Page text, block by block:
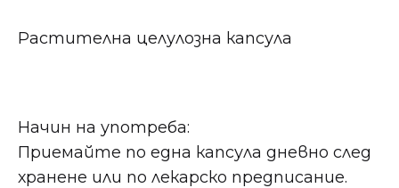
Растителна целулозна капсула
Начин на употреба:
Приемайте по една капсула дневно след
хранене или по лекарско предписание.